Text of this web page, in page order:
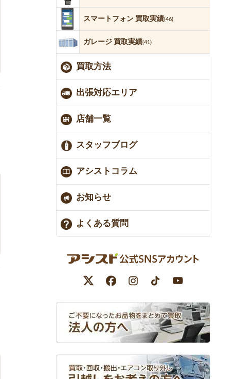
スマートフォン 買取実績(46)
ガレージ 買取実績(41)
買取方法
出張対応エリア
店舗一覧
スタッフブログ
アシストコラム
お知らせ
よくある質問